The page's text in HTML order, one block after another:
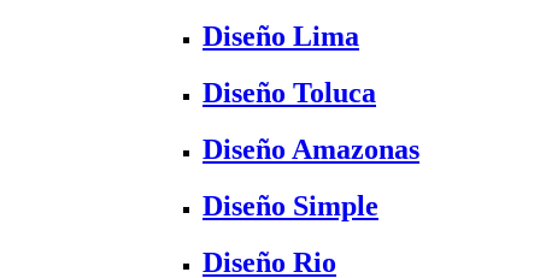
Diseño Lima
Diseño Toluca
Diseño Amazonas
Diseño Simple
Diseño Rio